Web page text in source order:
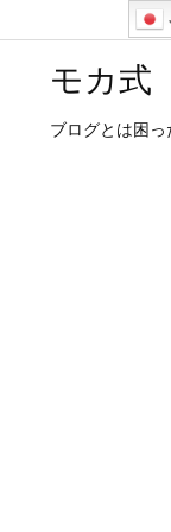
モカ式
ブログとは困